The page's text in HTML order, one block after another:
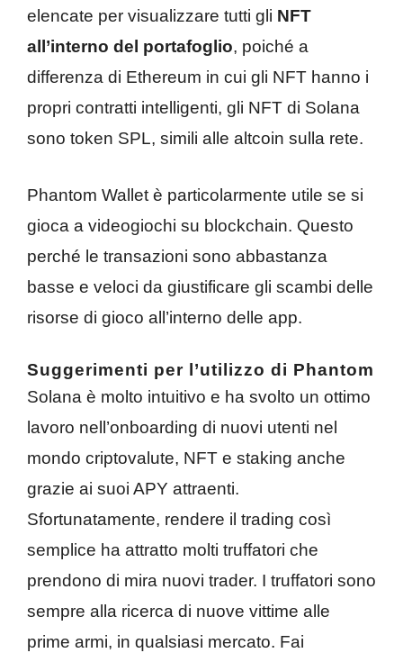
elencate per visualizzare tutti gli NFT
all’interno del portafoglio, poiché a
differenza di Ethereum in cui gli NFT hanno i
propri contratti intelligenti, gli NFT di Solana
sono token SPL, simili alle altcoin sulla rete.
Phantom Wallet è particolarmente utile se si
gioca a videogiochi su blockchain. Questo
perché le transazioni sono abbastanza
basse e veloci da giustificare gli scambi delle
risorse di gioco all’interno delle app.
Suggerimenti per l’utilizzo di Phantom
Solana è molto intuitivo e ha svolto un ottimo
lavoro nell’onboarding di nuovi utenti nel
mondo criptovalute, NFT e staking anche
grazie ai suoi APY attraenti.
Sfortunatamente, rendere il trading così
semplice ha attratto molti truffatori che
prendono di mira nuovi trader. I truffatori sono
sempre alla ricerca di nuove vittime alle
prime armi, in qualsiasi mercato. Fai